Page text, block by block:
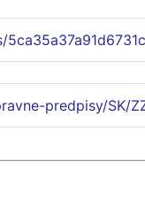
predpisy/SK/